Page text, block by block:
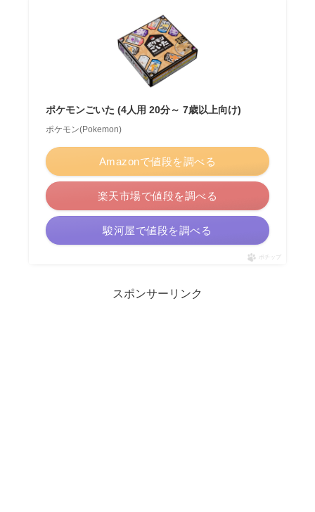
ポケモンごいた (4人用 20分～ 7歳以上向け)
ポケモン(Pokemon)
Amazonで値段を調べる
楽天市場で値段を調べる
駿河屋で値段を調べる
ポチップ
スポンサーリンク